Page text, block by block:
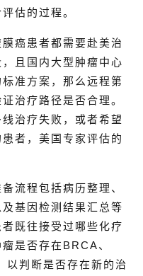
估的过程。
癌患者都需要赴美治
且国内大型肿瘤中心
准方案，那么远程第
治疗路径是否合理。
治疗失败，或者希望
者，美国专家评估的
流程包括病历整理、
基因检测结果汇总等
既往接受过哪些化疗
是否存在BRCA、
判断是否存在新的治